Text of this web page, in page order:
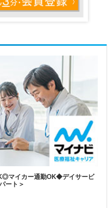
マイカー通勤OK◆デイサービ
ート＞